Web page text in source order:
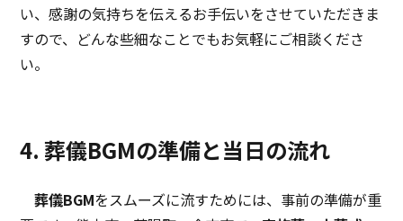
い、感謝の気持ちを伝えるお手伝いをさせていただきま
すので、どんな些細なことでもお気軽にご相談くださ
い。
4. 葬儀BGMの準備と当日の流れ
葬儀BGMをスムーズに流すためには、事前の準備が重